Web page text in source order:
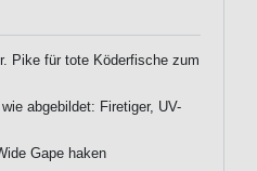
Pike für tote Köderfische zum
abgebildet: Firetiger, UV-
Gape haken